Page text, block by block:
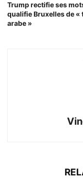
Trump rectifie ses
qualifie Bruxelles de «
arabe »